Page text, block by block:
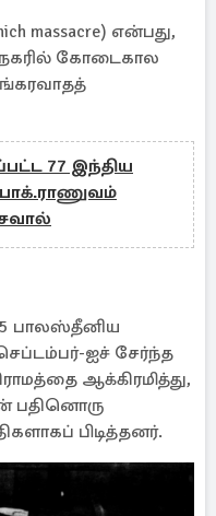
massacre) என்பது,
நகரில் கோடைகால
77 இந்திய
சவால்
பாலஸ்தீனிய
ஐச் சேர்ந்த
ஆக்கிரமித்து,
பதினொரு
பிடித்தனர்.